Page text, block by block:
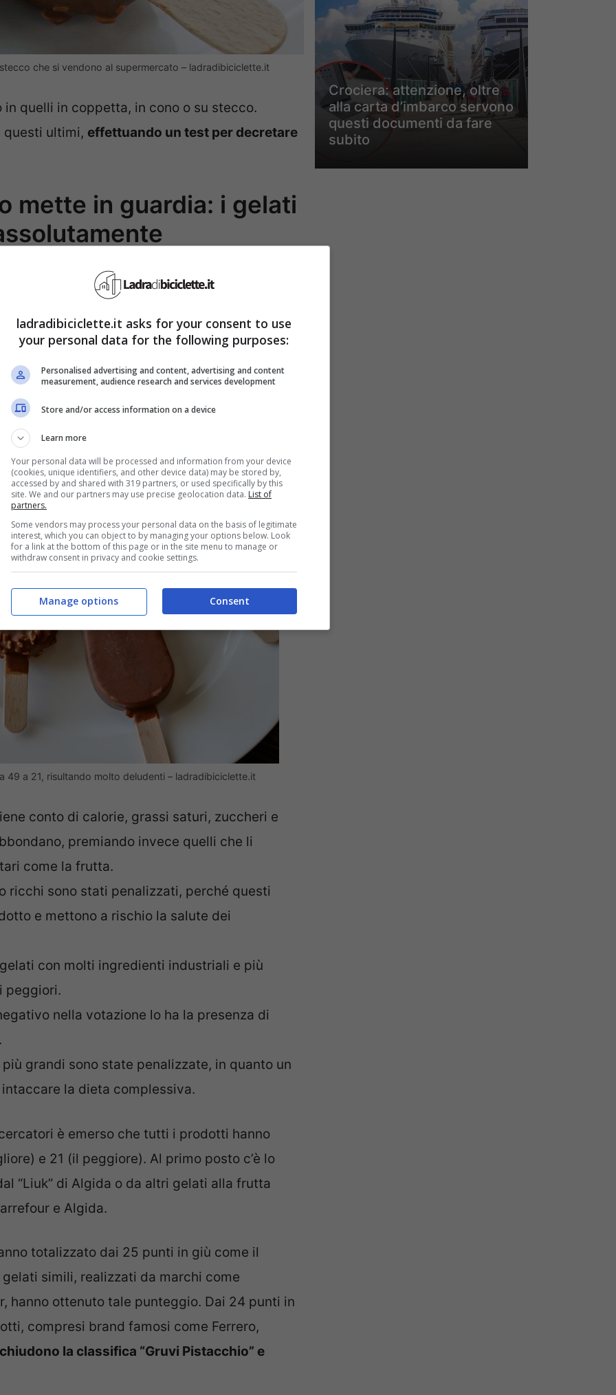
che si vendono al supermercato – ladradibiciclette.it
quelli in coppetta, in cono o su stecco.
questi ultimi, effettuando un test per decretare
mette in guardia: i gelati
su stecco e ciò che è emerso è davvero
di zucchero, grassi e additivi pericolosi
è “Quanto sono sani i gelati che si
ben 52 tipologie diverse di prodotti confezionati,
Ad ogni gelato è stato assegnato un
parametri:
a 21, risultando molto deludenti – ladradibiciclette.it
conto di calorie, grassi saturi, zuccheri e
premiando invece quelli che li
come la frutta.
ricchi sono stati penalizzati, perché questi
e mettono a rischio la salute dei
con molti ingredienti industriali e più
peggiori.
nella votazione lo ha la presenza di
più grandi sono state penalizzate, in quanto un
la dieta complessiva.
è emerso che tutti i prodotti hanno
e 21 (il peggiore). Al primo posto c’è lo
“Liuk” di Algida o da altri gelati alla frutta
e Algida.
totalizzato dai 25 punti in giù come il
simili, realizzati da marchi come
hanno ottenuto tale punteggio. Dai 24 punti in
compresi brand famosi come Ferrero,
chiudono la classifica “Gruvi Pistacchio” e
Crociera: attenzione, oltre
alla carta d’imbarco servono
questi documenti da fare
subito
ladradibiciclette.it asks for your consent to use
your personal data for the following purposes:
Personalised advertising and content, advertising and content
measurement, audience research and services development
Store and/or access information on a device
Learn more
Your personal data will be processed and information from your device
(cookies, unique identifiers, and other device data) may be stored by,
accessed by and shared with 319 partners, or used specifically by this
site. We and our partners may use precise geolocation data. List of
partners.
Some vendors may process your personal data on the basis of legitimate
interest, which you can object to by managing your options below. Look
for a link at the bottom of this page or in the site menu to manage or
withdraw consent in privacy and cookie settings.
Consent
Manage options